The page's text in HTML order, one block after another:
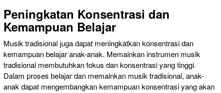
Peningkatan Konsentrasi dan
Kemampuan Belajar
Musik tradisional juga dapat meningkatkan konsentrasi dan
kemampuan belajar anak-anak. Memainkan instrumen musik
tradisional membutuhkan fokus dan konsentrasi yang tinggi.
Dalam proses belajar dan memainkan musik tradisional, anak-
anak dapat mengembangkan kemampuan konsentrasi yang akan